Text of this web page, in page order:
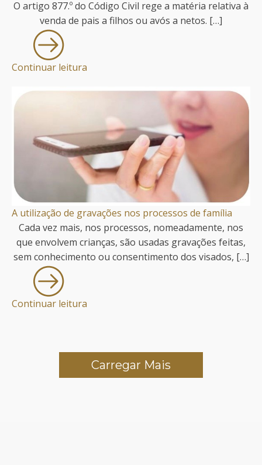
O artigo 877.º do Código Civil rege a matéria relativa à
venda de pais a filhos ou avós a netos. […]
Continuar leitura
A utilização de gravações nos processos de família
Cada vez mais, nos processos, nomeadamente, nos
que envolvem crianças, são usadas gravações feitas,
sem conhecimento ou consentimento dos visados, […]
Continuar leitura
Carregar Mais